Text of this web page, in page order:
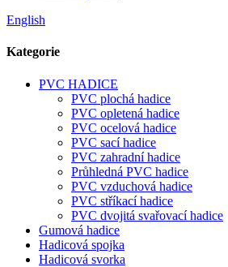
English
Kategorie
PVC HADICE
PVC plochá hadice
PVC opletená hadice
PVC ocelová hadice
PVC sací hadice
PVC zahradní hadice
Průhledná PVC hadice
PVC vzduchová hadice
PVC stříkací hadice
PVC dvojitá svařovací hadice
Gumová hadice
Hadicová spojka
Hadicová svorka